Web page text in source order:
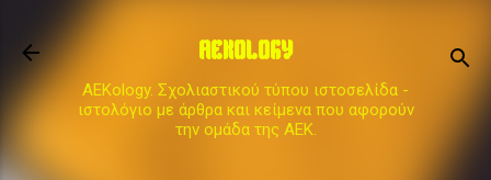
AEKOLOGY
AEKology. Σχολιαστικού τύπου ιστοσελίδα -
ιστολόγιο με άρθρα και κείμενα που αφορούν
την ομάδα της ΑΕΚ.